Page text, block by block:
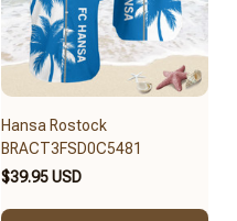
Hansa Rostock
BRACT3FSD0C5481
$39.95 USD